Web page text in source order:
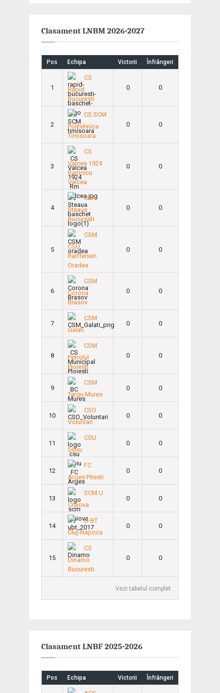
Clasament LNBM 2026-2027
Pos Echipa Victorii Înfrângeri
1
CS
Rapid
Bucuresti
0 0
2
CS SCM
Politehnica
Timisoara
0 0
3
CS
Valcea 1924
Ramnicu
Valcea
0 0
4
CSA
Steaua
Bucuresti
0 0
5
CSM
CSU
Raiffeisen
Oradea
0 0
6
CSM
Corona
Brasov
0 0
7
CSM
Galati
0 0
8
CSM
Petrolul
Ploiesti
0 0
9
CSM
Targu Mures
0 0
10
CSO
Voluntari
0 0
11
CSU
Sibiu
0 0
12
FC
Arges Pitesti
0 0
13
SCM U
Craiova
0 0
14
U-BT
Cluj-Napoca
0 0
15
CS
Dinamo
Bucuresti
0 0
Vezi tabelul complet
Clasament LNBF 2025-2026
Pos Echipa Victorii Înfrângeri